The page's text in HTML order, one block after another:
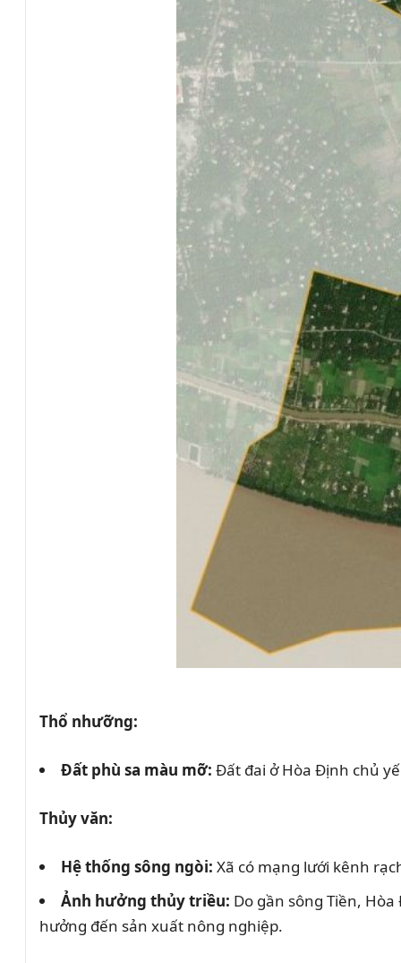
Thổ nhưỡng:
Đất phù sa màu mỡ: Đất đai ở Hòa Định chủ
Thủy văn:
Hệ thống sông ngòi: Xã có mạng lưới kênh
Ảnh hưởng thủy triều: Do gần sông Tiền,
hưởng đến sản xuất nông nghiệp.